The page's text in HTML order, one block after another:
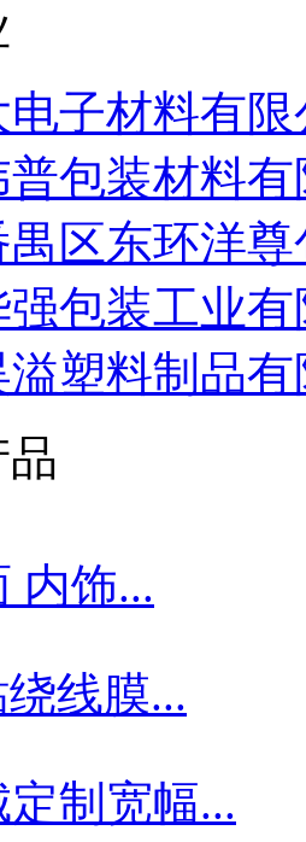
子材料有限
包装材料
禺区东环洋
包装工业
溢塑料制品
内饰...
线膜...
制宽幅...